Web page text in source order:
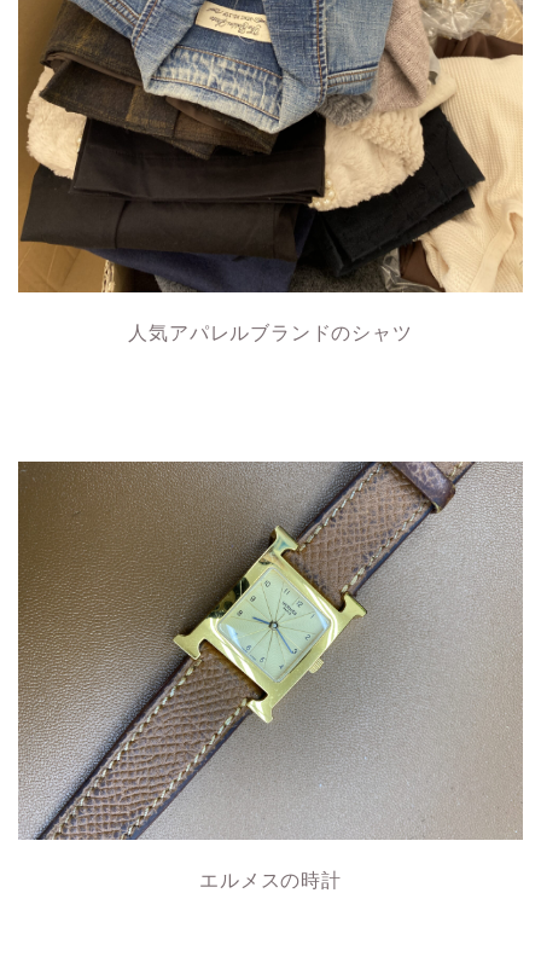
人気アパレルブランドのシャツ
エルメスの時計